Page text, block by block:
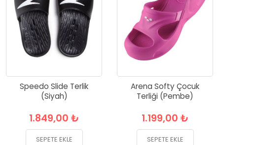
Speedo Slide Terlik
(Siyah)
1.849,00 ₺
SEPETE EKLE
Arena Softy Çocuk
Terliği (Pembe)
1.199,00 ₺
SEPETE EKLE